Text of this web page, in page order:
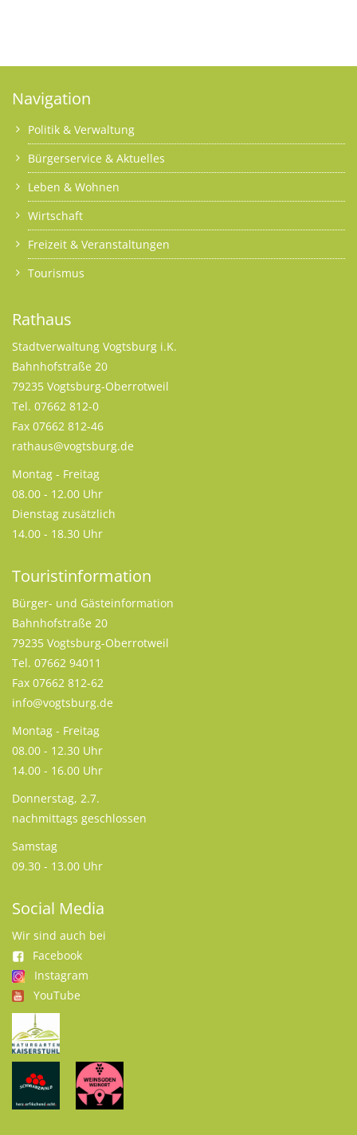
Navigation
Politik & Verwaltung
Bürgerservice & Aktuelles
Leben & Wohnen
Wirtschaft
Freizeit & Veranstaltungen
Tourismus
Rathaus
Stadtverwaltung Vogtsburg i.K.
Bahnhofstraße 20
79235 Vogtsburg-Oberrotweil
Tel. 07662 812-0
Fax 07662 812-46
rathaus@vogtsburg.de
Montag - Freitag
08.00 - 12.00 Uhr
Dienstag zusätzlich
14.00 - 18.30 Uhr
Touristinformation
Bürger- und Gästeinformation
Bahnhofstraße 20
79235 Vogtsburg-Oberrotweil
Tel. 07662 94011
Fax 07662 812-62
info@vogtsburg.de
Montag - Freitag
08.00 - 12.30 Uhr
14.00 - 16.00 Uhr
Donnerstag, 2.7.
nachmittags geschlossen
Samstag
09.30 - 13.00 Uhr
Social Media
Wir sind auch bei
Facebook
Instagram
YouTube